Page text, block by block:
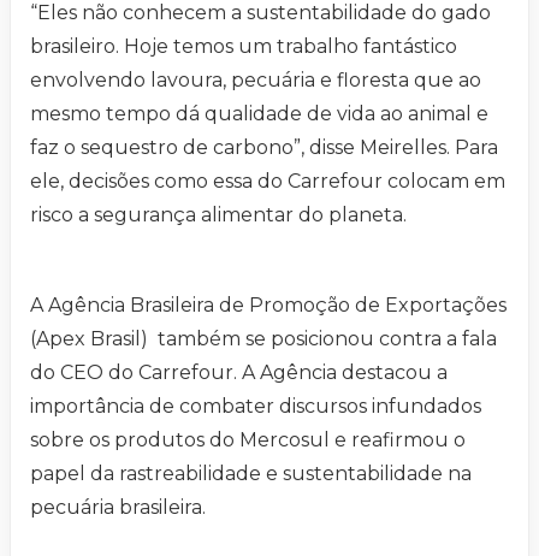
“Eles não conhecem a sustentabilidade do gado
brasileiro. Hoje temos um trabalho fantástico
envolvendo lavoura, pecuária e floresta que ao
mesmo tempo dá qualidade de vida ao animal e
faz o sequestro de carbono”, disse Meirelles. Para
ele, decisões como essa do Carrefour colocam em
risco a segurança alimentar do planeta.
A Agência Brasileira de Promoção de Exportações
(Apex Brasil) também se posicionou contra a fala
do CEO do Carrefour. A Agência destacou a
importância de combater discursos infundados
sobre os produtos do Mercosul e reafirmou o
papel da rastreabilidade e sustentabilidade na
pecuária brasileira.